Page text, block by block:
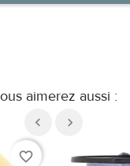
aimerez aussi :
favorite_border